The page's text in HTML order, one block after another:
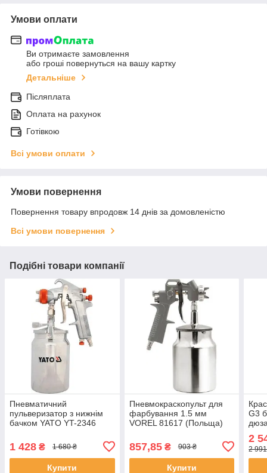
Умови оплати
Ви отримаєте замовлення
або гроші повернуться на вашу картку
Детальніше
Післяплата
Оплата на рахунок
Готівкою
Всі умови оплати
Умови повернення
Повернення товару впродовж 14 днів за домовленістю
Всі умови повернення
Подібні товари компанії
Пневматичний
пульверизатор з нижнім
бачком YATO YT-2346
1 428 ₴ 1 680 ₴
Купити
Пневмокраскопульт для
фарбування 1.5 мм
VOREL 81617 (Польща)
857,85₴ 903 ₴
Купити
G3
2
2